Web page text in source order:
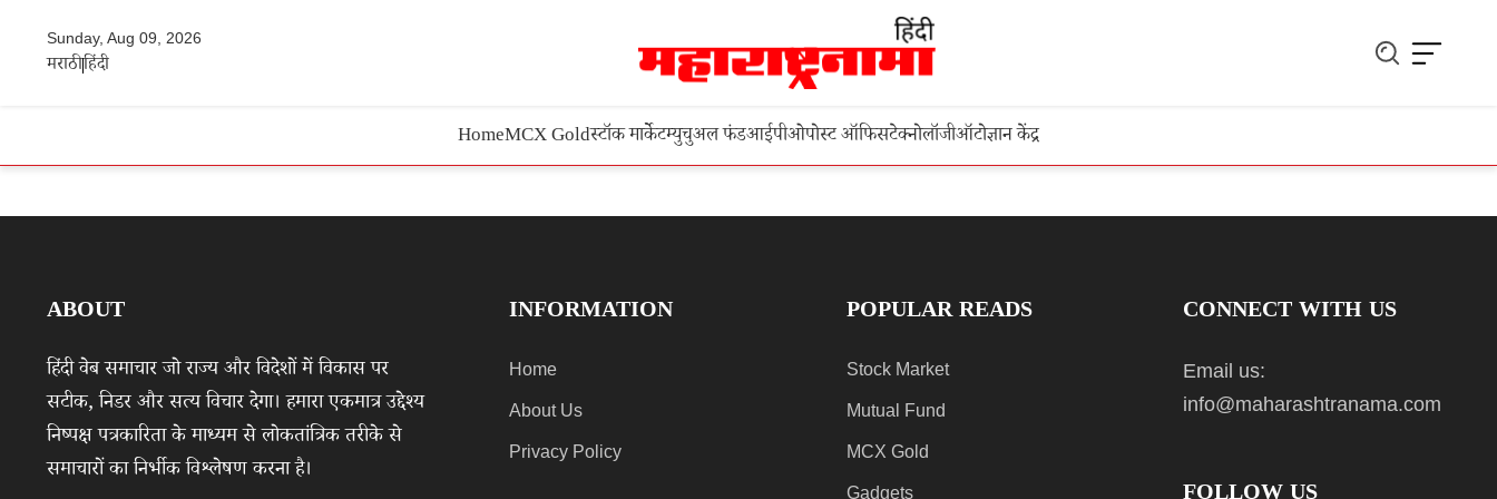
Sunday, Aug 09, 2026
मराठीहिंदी
HomeMCX Goldस्टॉक मार्केटम्युचुअल फंडआईपीओपोस्ट ऑफिसटेक्नोलॉजीऑटोज्ञान केंद्र
ABOUT
हिंदी वेब समाचार जो राज्य और विदेशों में विकास पर
सटीक, निडर और सत्य विचार देगा। हमारा एकमात्र उद्देश्य
निष्पक्ष पत्रकारिता के माध्यम से लोकतांत्रिक तरीके से
समाचारों का निर्भीक विश्लेषण करना है।
INFORMATION
Home
About Us
Privacy Policy
POPULAR READS
Stock Market
Mutual Fund
MCX Gold
Gadgets
CONNECT WITH US
Email us:
info@maharashtranama.com